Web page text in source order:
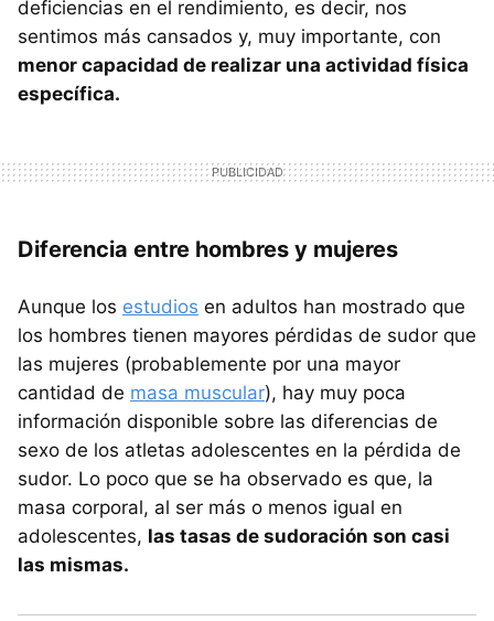
deficiencias en el rendimiento, es decir, nos
sentimos más cansados y, muy importante, con
menor capacidad de realizar una actividad física
específica.
Diferencia entre hombres y mujeres
Aunque los estudios en adultos han mostrado que
los hombres tienen mayores pérdidas de sudor que
las mujeres (probablemente por una mayor
cantidad de masa muscular), hay muy poca
información disponible sobre las diferencias de
sexo de los atletas adolescentes en la pérdida de
sudor. Lo poco que se ha observado es que, la
masa corporal, al ser más o menos igual en
adolescentes, las tasas de sudoración son casi
las mismas.